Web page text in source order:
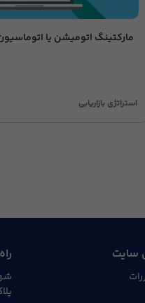
مارکتینگ اتومیشن یا
استراتژی بازاریابی
سایت